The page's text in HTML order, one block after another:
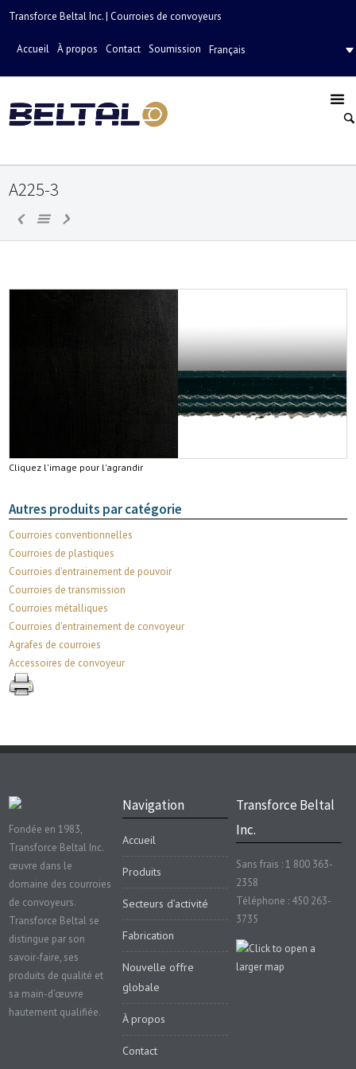
Transforce Beltal Inc. | Courroies de convoyeurs
Accueil À propos Contact Soumission Français
A225-3
Cliquez l'image pour l'agrandir
Autres produits par catégorie
Courroies conventionnelles
Courroies de plastiques
Courroies d'entrainement de pouvoir
Courroies de transmission
Courroies métalliques
Courroies d'entrainement de convoyeur
Agrafes de courroies
Accessoires de convoyeur
Fondée en 1983,
Transforce Beltal Inc.
œuvre dans le
domaine des courroies
de convoyeurs.
Transforce Beltal se
distingue par son
savoir-faire, ses
produits de qualité et
sa main-d’œuvre
hautement qualifiée.
Navigation
Accueil
Produits
Secteurs d’activité
Fabrication
Nouvelle offre
globale
À propos
Contact
Transforce Beltal
Inc.
Sans frais : 1 800 363-
2358
Téléphone : 450 263-
3735